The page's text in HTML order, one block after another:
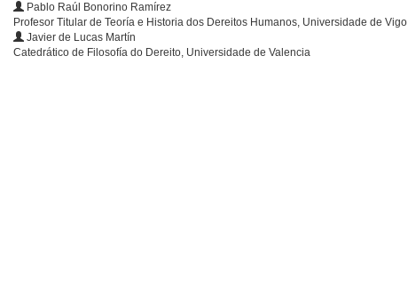
Pablo Raúl Bonorino Ramírez
Profesor Titular de Teoría e Historia dos Dereitos Humanos, Universidade de Vigo
Javier de Lucas Martín
Catedrático de Filosofía do Dereito, Universidade de Valencia